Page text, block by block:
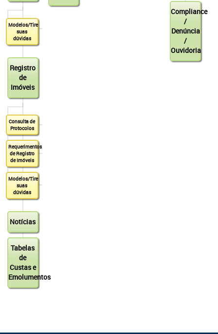
Modelos/Tire
suas
dúvidas
Registro
de
Imóveis
Consulta de
Protocolos
Requerimentos
de Registro
de Imóveis
Modelos/Tire
suas
dúvidas
Notícias
Tabelas
de
Custas e
Emolumentos
Compliance
/
Denúncia
/
Ouvidoria